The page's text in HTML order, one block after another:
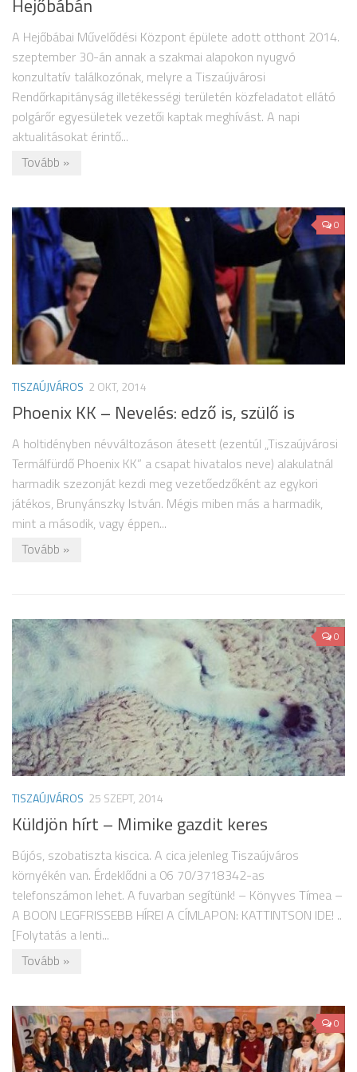
A Hejőbábai Művelődési Központ épülete adott otthont 2014.
szeptember 30-án annak a szakmai alapokon nyugvó
konzultatív találkozónak, melyre a Tiszaújvárosi
Rendőrkapitányság illetékességi területén közfeladatot ellátó
polgárőr egyesületek vezetői kaptak meghívást. A napi
aktualitásokat érintő...
Tovább »
0
TISZAÚJVÁROS 2 OKT, 2014
Phoenix KK – Nevelés: edző is, szülő is
A holtidényben névváltozáson átesett (ezentúl „Tiszaújvárosi
Termálfürdő Phoenix KK” a csapat hivatalos neve) alakulatnál
harmadik szezonját kezdi meg vezetőedzőként az egykori
játékos, Brunyánszky István. Mégis miben más a harmadik,
mint a második, vagy éppen...
Tovább »
0
TISZAÚJVÁROS 25 SZEPT, 2014
Küldjön hírt – Mimike gazdit keres
Bújós, szobatiszta kiscica. A cica jelenleg Tiszaújváros
környékén van. Érdeklődni a 06 70/3718342-as
telefonszámon lehet. A fuvarban segítünk! – Könyves Tímea –
A BOON LEGFRISSEBB HÍREI A CÍMLAPON: KATTINTSON IDE! ..
[Folytatás a lenti...
Tovább »
0